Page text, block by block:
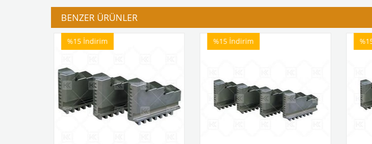
BENZER ÜRÜNLER
%15 İndirim %15 İndirim %15